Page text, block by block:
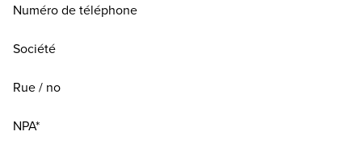
Numéro de téléphone
Société
Rue / no
NPA*